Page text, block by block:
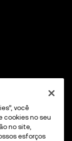
você
cookies no seu
no site,
esforços